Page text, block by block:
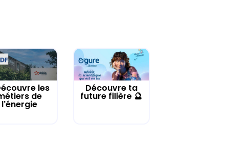
les
de
l'énergie
Découvre ta
future filière 🔮